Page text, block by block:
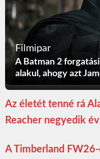
Filmipar
A Batman 2
alakul, ahogy azt
Az életét tenné rá
Reacher negyedik
A Timberland